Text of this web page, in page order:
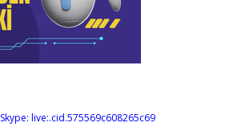
Skype: live:.cid.575569c608265c69